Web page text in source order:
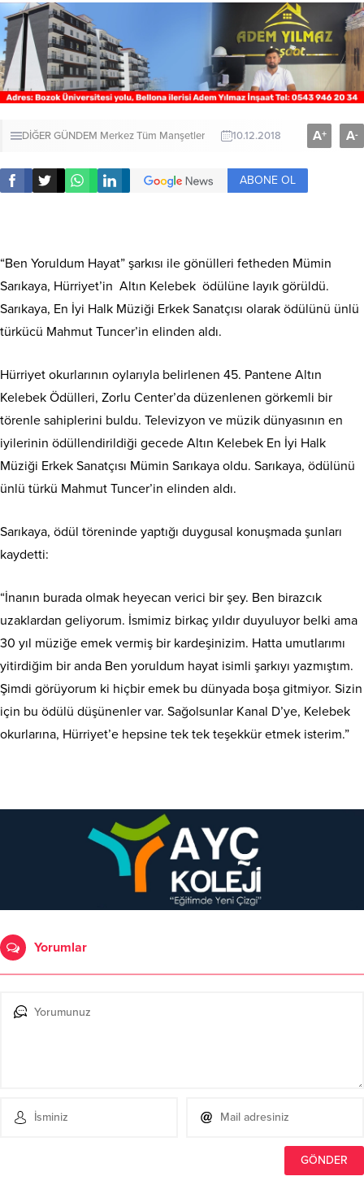
DİĞERGÜNDEM MerkezTüm Manşetler 10.12.2018 A+ A-
ABONE OL
“Ben Yoruldum Hayat” şarkısı ile gönülleri fetheden Mümin
Sarıkaya, Hürriyet’in Altın Kelebek ödülüne layık görüldü.
Sarıkaya, En İyi Halk Müziği Erkek Sanatçısı olarak ödülünü ünlü
türkücü Mahmut Tuncer’in elinden aldı.
Hürriyet okurlarının oylarıyla belirlenen 45. Pantene Altın
Kelebek Ödülleri, Zorlu Center’da düzenlenen görkemli bir
törenle sahiplerini buldu. Televizyon ve müzik dünyasının en
iyilerinin ödüllendirildiği gecede Altın Kelebek En İyi Halk
Müziği Erkek Sanatçısı Mümin Sarıkaya oldu. Sarıkaya, ödülünü
ünlü türkü Mahmut Tuncer’in elinden aldı.
Sarıkaya, ödül töreninde yaptığı duygusal konuşmada şunları
kaydetti:
“İnanın burada olmak heyecan verici bir şey. Ben birazcık
uzaklardan geliyorum. İsmimiz birkaç yıldır duyuluyor belki ama
30 yıl müziğe emek vermiş bir kardeşinizim. Hatta umutlarımı
yitirdiğim bir anda Ben yoruldum hayat isimli şarkıyı yazmıştım.
Şimdi görüyorum ki hiçbir emek bu dünyada boşa gitmiyor. Sizin
için bu ödülü düşünenler var. Sağolsunlar Kanal D’ye, Kelebek
okurlarına, Hürriyet’e hepsine tek tek teşekkür etmek isterim.”
Yorumlar